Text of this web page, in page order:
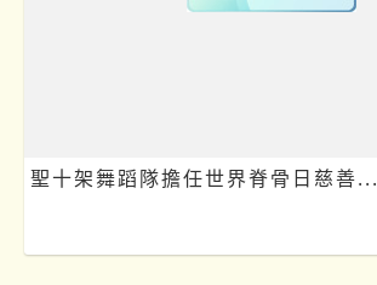
聖十架舞蹈隊擔任世界脊骨日慈善...